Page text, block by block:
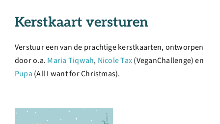
Kerstkaart versturen
Verstuur een van de prachtige kerstkaarten, ontworpen
door o.a. Maria Tiqwah, Nicole Tax(VeganChallenge) en
Pupa (All I want for Christmas).